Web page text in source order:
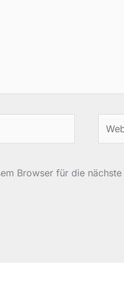
Browser für die